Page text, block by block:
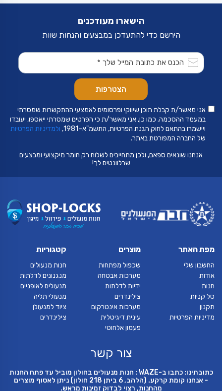
הישארו מעודכנים
הירשם כדי להתעדכן במבצעים והנחות שוות
אני מאשר/ת קבלת תוכן שיווקי ופרסומים לאמצעי ההתקשרות שמסרתי
במעמד ההסכמה. כמו כן, אני מאשר/ת כי הפרטים שמסרתי ייאספו, יעובדו
ויישמרו בהתאם לחוק הגנת הפרטיות, התשמ"א–1981,
ולמדיניות הפרטיות
של החברה המפורטת באתר.
אנחנו שונאים ספאם, ולכן מתחייבים לשלוח רק חומר מיקצועי ומבצעים
שרלוונטים לך!
מפת האתר
החשבון שלי
אודות
חנות
סל קניות
תקנון
מדיניות הפרטיות
מוצרים
שכפול מפתחות
מערכות אבטחה
ידיות לדלתות
צילינדרים
מערכות אינטרקום
עינית דיגיטלית
פעמון אלחוטי
קטגוריות
חנות מנעולים
מנגנונים לדלתות
מנעולים לאופניים
מנעולי תליה
ציוד למנעולן
צילינדרים
צור קשר
כתובתינו: כתבו ב-WAZE : חנות מנעולים בחולון מוביל עד פתח החנות
- אנחנו קומת קרקע. (הלהב, 6 ביתן 218 חולון) ניתן לאסוף מוצרים
מהחנות, רצוי לבדוק זמינות מראש.